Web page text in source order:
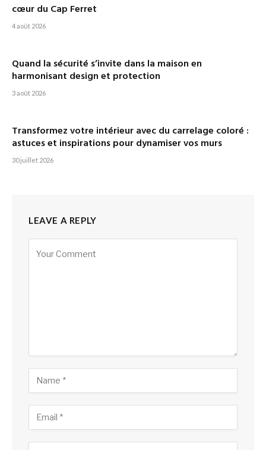
cœur du Cap Ferret
4 août 2026
Quand la sécurité s’invite dans la maison en
harmonisant design et protection
3 août 2026
Transformez votre intérieur avec du carrelage coloré :
astuces et inspirations pour dynamiser vos murs
30 juillet 2026
LEAVE A REPLY